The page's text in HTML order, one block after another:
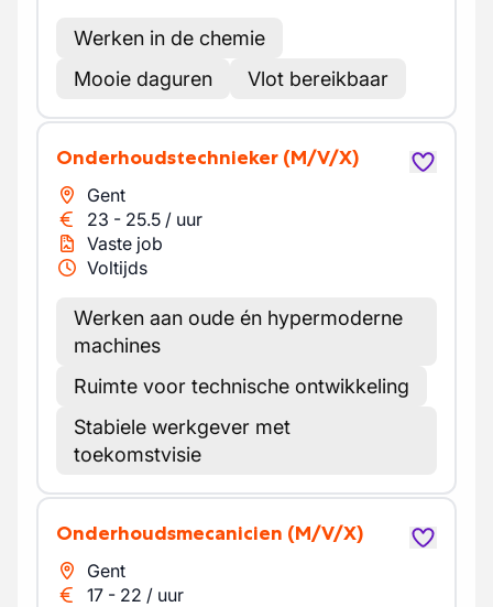
Werken in de chemie
Mooie daguren
Vlot bereikbaar
Onderhoudstechnieker (M/V/X)
Gent
23 - 25.5 / uur
Vaste job
Voltijds
Werken aan oude én hypermoderne
machines
Ruimte voor technische ontwikkeling
Stabiele werkgever met
toekomstvisie
Onderhoudsmecanicien (M/V/X)
Gent
17 - 22 / uur